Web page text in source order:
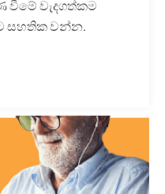
වීමේ වැදගත්කම
සහතික වන්න.